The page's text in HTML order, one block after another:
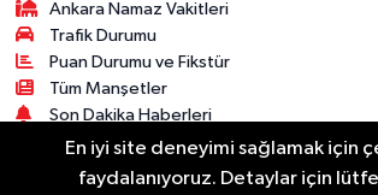
Ankara Namaz Vakitleri
Trafik Durumu
Puan Durumu ve Fikstür
Tüm Manşetler
Son Dakika Haberleri
Haber Arşivi
En iyi site deneyimi sağlamak için
faydalanıyoruz. Detaylar için